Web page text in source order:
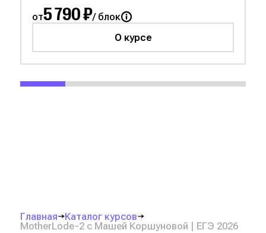
от5 790 ₽/ блок
О курсе
Главная
Каталог курсов
MotherLode-2 с Машей Коршуновой | ЕГЭ 2026